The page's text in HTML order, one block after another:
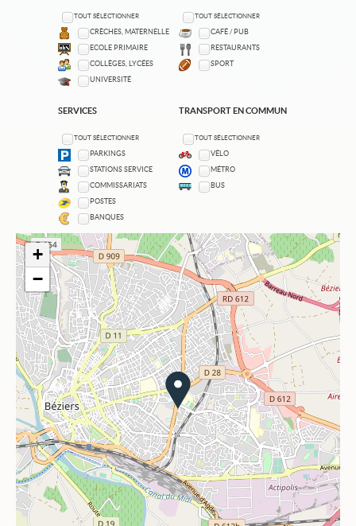
TOUT SÉLECTIONNER
CRÈCHES, MATERNELLE
ECOLE PRIMAIRE
COLLÈGES, LYCÉES
UNIVERSITÉ
TOUT SÉLECTIONNER
CAFÉ / PUB
RESTAURANTS
SPORT
SERVICES
TOUT SÉLECTIONNER
PARKINGS
STATIONS SERVICE
COMMISSARIATS
POSTES
BANQUES
TRANSPORT EN COMMUN
TOUT SÉLECTIONNER
VÉLO
MÉTRO
BUS
+
−